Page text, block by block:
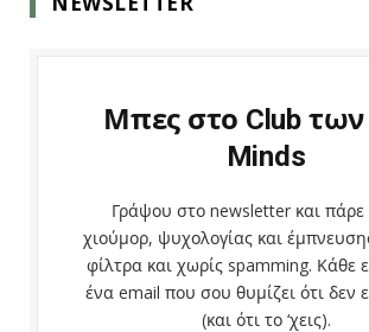
Μπες στο Club των
Minds
Γράψου στο newsletter και πάρε
χιούμορ, ψυχολογίας και
φίλτρα και χωρίς spamming. Κάθε
ένα email που σου θυμίζει ότι δεν
(και ότι το ‘χεις).